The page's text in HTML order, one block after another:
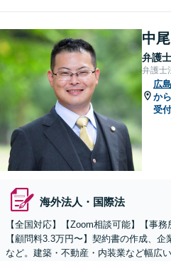
中
弁護士
弁護士
広
か
受
海外法人・国際法
【全国対応】【Zoom相談可能】【事務
【顧問料3.3万円〜】契約書の作成、
など。建築・不動産・内装業など幅広